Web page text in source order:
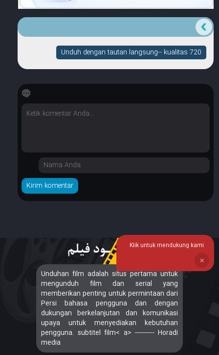
Unduh dengan tautan langsung-- kualitas 720
Berapa banyak bintang yang dimilikinya?
Unduhan film adalah situs pertama untuk
mengunduh film dan serial yang
memberikan penting untuk permintaan dari
Persi bahasa pengguna dan dengan
dukungan berkelanjutan dan komunikasi
upaya untuk menyediakan kebutuhan
pengguna. subtitel film< a> ---------- Horadi
media
Klik untuk mendukung kami
❌